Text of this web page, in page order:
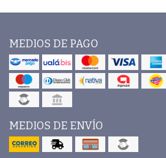
MEDIOS DE PAGO
MEDIOS DE ENVÍO